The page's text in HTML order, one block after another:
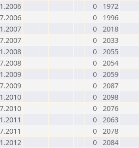
0
1972
0
1996
0 2018
0 2033
0 2055
0 2054
0 2059
0 2087
0 2098
0 2076
0 2063
0 2078
0 2084